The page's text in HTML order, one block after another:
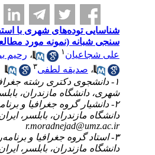
شناسایی توده‌‌های شهری با
سنجی شبانه (نمونه مورد
علی شجاعیان ۱ ، رحیم
، صدیقه لطفی۳
۱- دانشجوی دکتری رشته
شهری، دانشگاه مازندران،
۲- دانشیار گروه جغرافیا و
دانشگاه مازندران، بابلسر،
r.moradnejad@umz.ac.ir
۳- استاد گروه جغرافیا و
دانشگاه مازندران، بابلسر،